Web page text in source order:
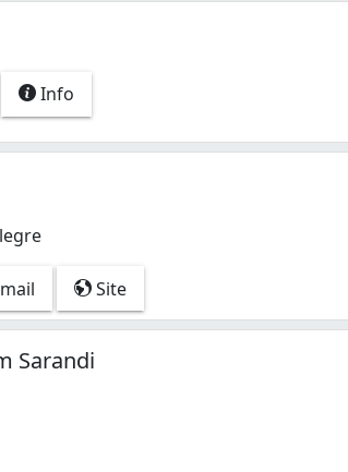
Info
Site
Sarandi